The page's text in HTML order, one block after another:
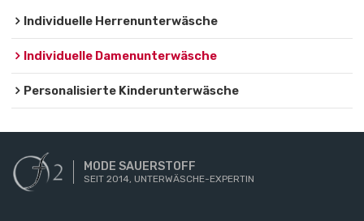
Individuelle Herrenunterwäsche
Individuelle Damenunterwäsche
Personalisierte Kinderunterwäsche
MODE SAUERSTOFF
SEIT 2014, UNTERWÄSCHE-EXPERTIN